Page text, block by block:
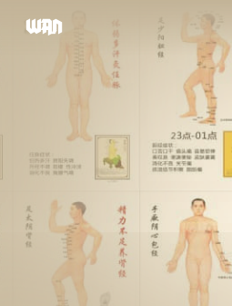
关闭快捷键功能
shift 打开中控台
D 深色/浅色显示模式
S 站内搜索